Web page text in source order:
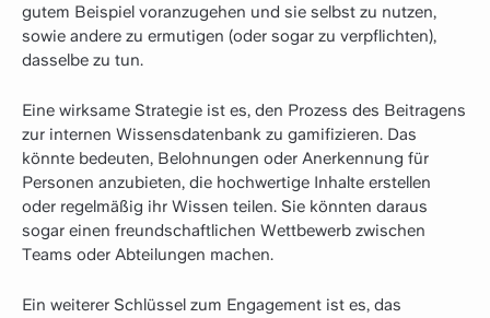
gutem Beispiel voranzugehen und sie selbst zu nutzen,
sowie andere zu ermutigen (oder sogar zu verpflichten),
dasselbe zu tun.
Eine wirksame Strategie ist es, den Prozess des Beitragens
zur internen Wissensdatenbank zu gamifizieren. Das
könnte bedeuten, Belohnungen oder Anerkennung für
Personen anzubieten, die hochwertige Inhalte erstellen
oder regelmäßig ihr Wissen teilen. Sie könnten daraus
sogar einen freundschaftlichen Wettbewerb zwischen
Teams oder Abteilungen machen.
Ein weiterer Schlüssel zum Engagement ist es, das